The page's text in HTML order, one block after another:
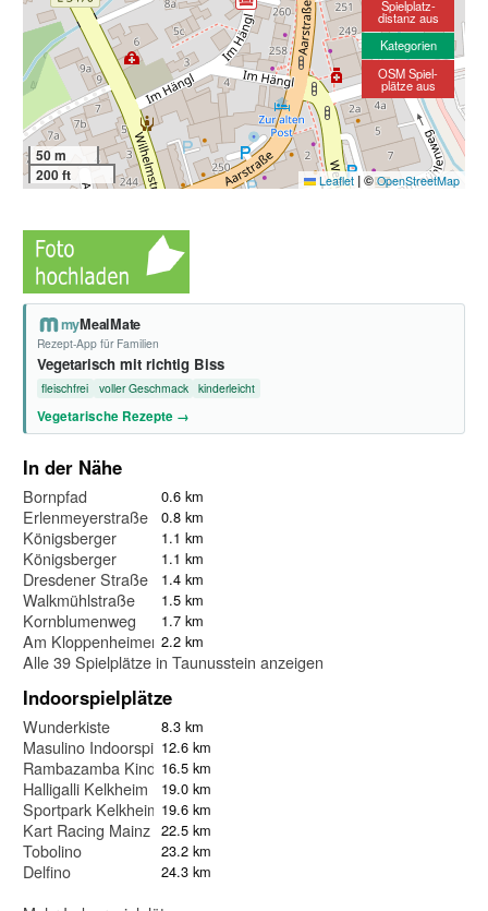
50 m
200 ft
Leaflet |©OpenStreetMap
Spielplatz-
distanz aus
Kategorien
OSM Spiel-
plätze aus
myMealMate
Rezept-App für Familien
Vegetarisch mit richtig Biss
fleischfrei voller Geschmack kinderleicht
Vegetarische Rezepte →
In der Nähe
Bornpfad 0.6 km
Erlenmeyerstraße 0.8 km
Königsberger 1.1 km
Königsberger 1.1 km
Dresdener Straße 1.4 km
Walkmühlstraße 1.5 km
Kornblumenweg 1.7 km
Am Kloppenheimer Rain
2.2 km
Alle 39 Spielplätze in Taunusstein anzeigen
Indoorspielplätze
Wunderkiste 8.3 km
Masulino Indoorspielplatz
12.6 km
Rambazamba Kinderspielparadies
16.5 km
Halligalli Kelkheim 19.0 km
Sportpark Kelkheim 19.6 km
Kart Racing Mainz 22.5 km
Tobolino 23.2 km
Delfino 24.3 km